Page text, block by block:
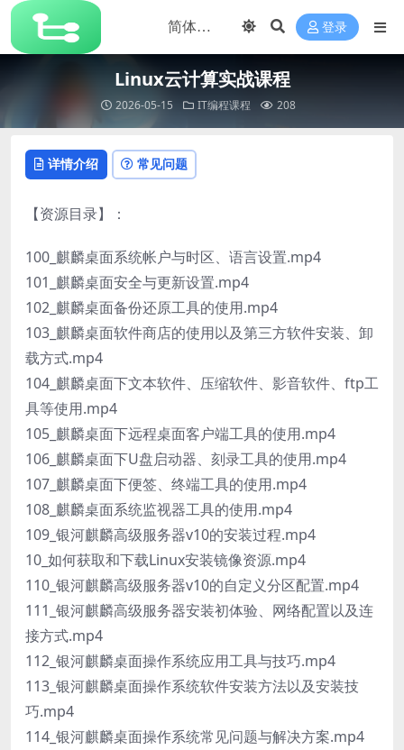
登录
Linux云计算实战课程
2026-05-15 IT编程课程 208
详情介绍 常见问题
【资源目录】：
100_麒麟桌面系统帐户与时区、语言设置.mp4
101_麒麟桌面安全与更新设置.mp4
102_麒麟桌面备份还原工具的使用.mp4
103_麒麟桌面软件商店的使用以及第三方软件安装、卸
载方式.mp4
104_麒麟桌面下文本软件、压缩软件、影音软件、ftp工
具等使用.mp4
105_麒麟桌面下远程桌面客户端工具的使用.mp4
106_麒麟桌面下U盘启动器、刻录工具的使用.mp4
107_麒麟桌面下便签、终端工具的使用.mp4
108_麒麟桌面系统监视器工具的使用.mp4
109_银河麒麟高级服务器v10的安装过程.mp4
10_如何获取和下载Linux安装镜像资源.mp4
110_银河麒麟高级服务器v10的自定义分区配置.mp4
111_银河麒麟高级服务器安装初体验、网络配置以及连
接方式.mp4
112_银河麒麟桌面操作系统应用工具与技巧.mp4
113_银河麒麟桌面操作系统软件安装方法以及安装技
巧.mp4
114_银河麒麟桌面操作系统常见问题与解决方案.mp4